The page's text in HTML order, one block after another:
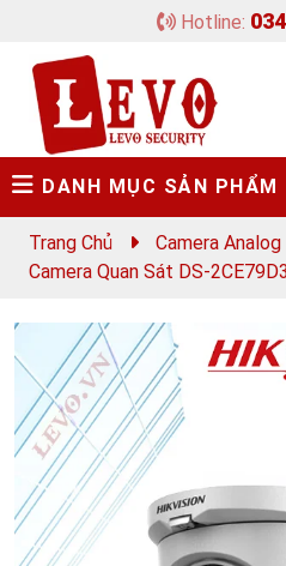
Hotline:
DANH MỤC SẢN PHẨM
Trang Chủ
Camera
Camera Quan Sát DS-